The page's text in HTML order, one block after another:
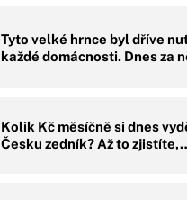
Tyto velké hrnce byl dříve
každé domácnosti. Dnes za
Kolik Kč měsíčně si dnes
Česku zedník? Až to